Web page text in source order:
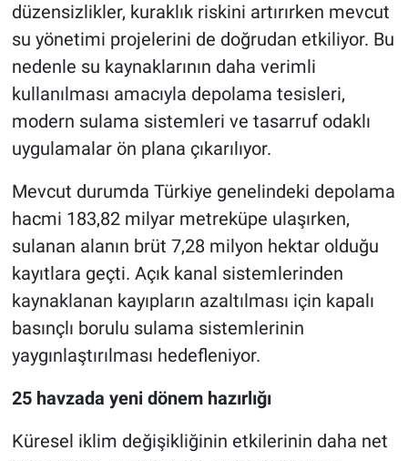
düzensizlikler, kuraklık riskini artırırken mevcut
su yönetimi projelerini de doğrudan etkiliyor. Bu
nedenle su kaynaklarının daha verimli
kullanılması amacıyla depolama tesisleri,
modern sulama sistemleri ve tasarruf odaklı
uygulamalar ön plana çıkarılıyor.
Mevcut durumda Türkiye genelindeki depolama
hacmi 183,82 milyar metreküpe ulaşırken,
sulanan alanın brüt 7,28 milyon hektar olduğu
kayıtlara geçti. Açık kanal sistemlerinden
kaynaklanan kayıpların azaltılması için kapalı
basınçlı borulu sulama sistemlerinin
yaygınlaştırılması hedefleniyor.
25 havzada yeni dönem hazırlığı
Küresel iklim değişikliğinin etkilerinin daha net